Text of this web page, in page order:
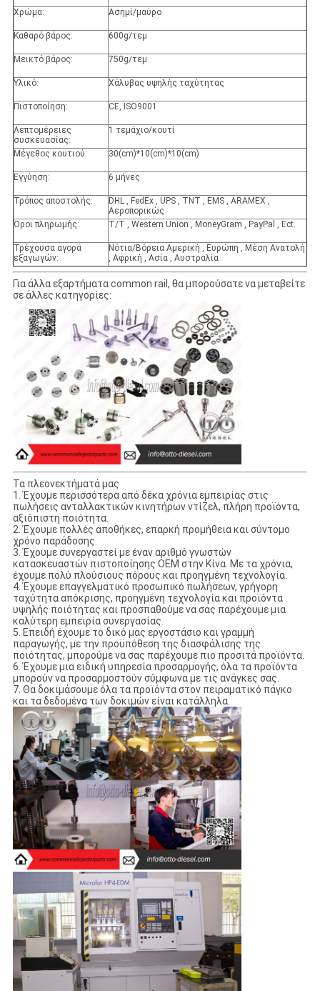
Χρώμα: Ασημί/μαύρο
Καθαρό βάρος: 600g/τεμ
Μεικτό βάρος: 750g/τεμ
Υλικό: Χάλυβας υψηλής ταχύτητας
Πιστοποίηση: CE, ISO9001
Λεπτομέρειες
συσκευασίας:
1 τεμάχιο/κουτί
Μέγεθος κουτιού: 30(cm)*10(cm)*10(cm)
Εγγύηση: 6 μήνες
Τρόπος αποστολής:
DHL , FedEx , UPS , TNT , EMS , ARAMEX ,
Αεροπορικώς
Όροι πληρωμής:
T/T , Western Union , MoneyGram , PayPal , Ect.
Τρέχουσα αγορά
εξαγωγών:
Νότια/Βόρεια Αμερική , Ευρώπη , Μέση Ανατολή
, Αφρική , Ασία , Αυστραλία
Για άλλα εξαρτήματα common rail, θα μπορούσατε να μεταβείτε
σε άλλες κατηγορίες:
Τα πλεονεκτήματά μας
1. Έχουμε περισσότερα από δέκα χρόνια εμπειρίας στις
πωλήσεις ανταλλακτικών κινητήρων ντίζελ, πλήρη προϊόντα,
αξιόπιστη ποιότητα.
2. Έχουμε πολλές αποθήκες, επαρκή προμήθεια και σύντομο
χρόνο παράδοσης.
3. Έχουμε συνεργαστεί με έναν αριθμό γνωστών
κατασκευαστών πιστοποίησης OEM στην Κίνα. Με τα χρόνια,
έχουμε πολύ πλούσιους πόρους και προηγμένη τεχνολογία.
4. Έχουμε επαγγελματικό προσωπικό πωλήσεων, γρήγορη
ταχύτητα απόκρισης, προηγμένη τεχνολογία και προϊόντα
υψηλής ποιότητας και προσπαθούμε να σας παρέχουμε μια
καλύτερη εμπειρία συνεργασίας.
5. Επειδή έχουμε το δικό μας εργοστάσιο και γραμμή
παραγωγής, με την προϋπόθεση της διασφάλισης της
ποιότητας, μπορούμε να σας παρέχουμε πιο προσιτά προϊόντα.
6. Έχουμε μια ειδική υπηρεσία προσαρμογής, όλα τα προϊόντα
μπορούν να προσαρμοστούν σύμφωνα με τις ανάγκες σας.
7. Θα δοκιμάσουμε όλα τα προϊόντα στον πειραματικό πάγκο
και τα δεδομένα των δοκιμών είναι κατάλληλα.